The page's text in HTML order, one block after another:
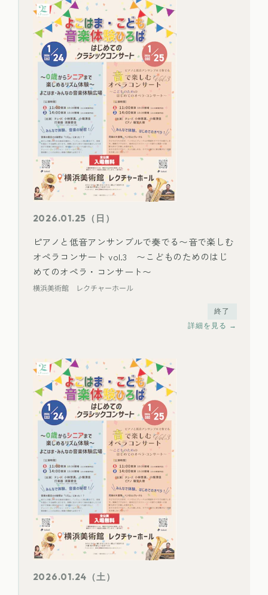
2026.01.25（日）
ピアノと低音アンサンブルで奏でる〜音で楽しむ
オペラコンサート vol.3 〜こどものためのはじ
めてのオペラ・コンサート〜
横浜美術館 レクチャーホール
終了
詳細を見る →
2026.01.24（土）